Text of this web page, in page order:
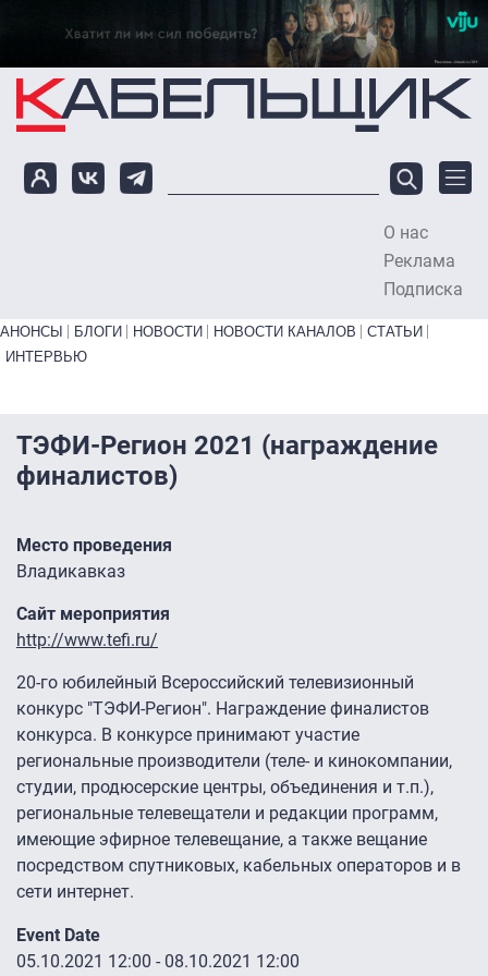
Перейти к основному содержанию
О нас
Реклама
Подписка
Primary links bottom
АНОНСЫ БЛОГИ НОВОСТИ НОВОСТИ КАНАЛОВ
СТАТЬИ
ИНТЕРВЬЮ
ТЭФИ-Регион 2021 (награждение
финалистов)
Место проведения
Владикавказ
Сайт мероприятия
http://www.tefi.ru/
20-го юбилейный Всероссийский телевизионный
конкурс "ТЭФИ-Регион". Награждение финалистов
конкурса. В конкурсе принимают участие
региональные производители (теле- и кинокомпании,
студии, продюсерские центры, объединения и т.п.),
региональные телевещатели и редакции программ,
имеющие эфирное телевещание, а также вещание
посредством спутниковых, кабельных операторов и в
сети интернет.
Event Date
05.10.2021 12:00 - 08.10.2021 12:00